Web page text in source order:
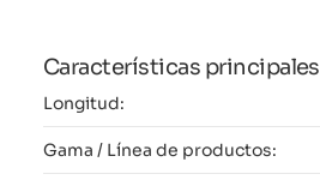
Características principales
Longitud:
Gama / Línea de productos: